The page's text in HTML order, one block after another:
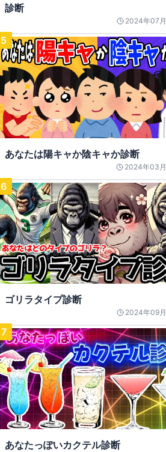
診断
2024年07月
5
あなたは陽キャか陰キャか診断
2024年03月
6
ゴリラタイプ診断
2024年09月
7
あなたっぽいカクテル診断